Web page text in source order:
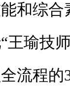
和综合
王瑜技
流程的